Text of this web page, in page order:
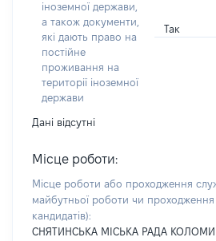
іноземної держави,
а також документи,
які дають право на
постійне
проживання на
території іноземної
держави
Так
Дані відсутні
Місце роботи:
Місце роботи або проходження
майбутньої роботи чи
кандидатів):
СНЯТИНСЬКА МІСЬКА РАДА